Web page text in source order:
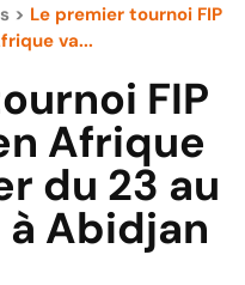
> Le premier tournoi FIP
va...
FIP
Afrique
du 23 au
Abidjan